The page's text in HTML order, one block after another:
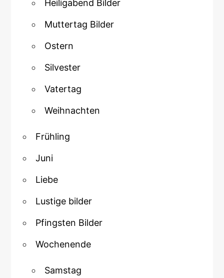
Heiligabend Bilder
Muttertag Bilder
Ostern
Silvester
Vatertag
Weihnachten
Frühling
Juni
Liebe
Lustige bilder
Pfingsten Bilder
Wochenende
Samstag